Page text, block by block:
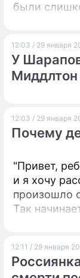
были
12:03 / 29 января
У
Миддлтон
12:03 / 29 января
Почему
"Привет,
и я хочу
произошло
Так
исповедь
Тани
12:11 / 29 января